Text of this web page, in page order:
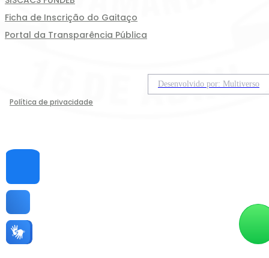
Ficha de Inscrição do Gaitaço
Portal da Transparência Pública
Política de privacidade
Desenvolvido por: Multiverso